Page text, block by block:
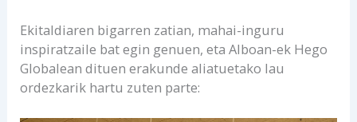
Ekitaldiaren bigarren zatian, mahai-inguru
inspiratzaile bat egin genuen, eta Alboan-ek Hego
Globalean dituen erakunde aliatuetako lau
ordezkarik hartu zuten parte: